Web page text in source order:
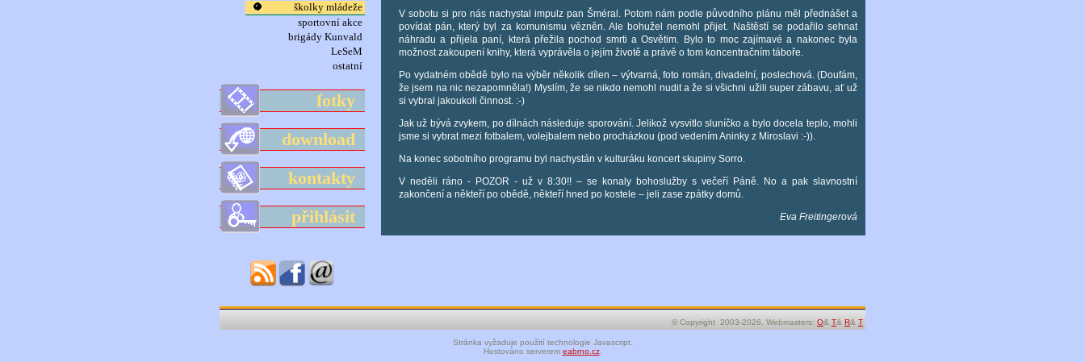
školky mládeže
sportovní akce
brigády Kunvald
LeSeM
ostatní
fotky
download
kontakty
přihlásit
V sobotu si pro nás nachystal impulz pan Šméral. Potom nám podle původního plánu měl přednášet a
povídat pán, který byl za komunismu vězněn. Ale bohužel nemohl přijet. Naštěstí se podařilo sehnat
náhradu a přijela paní, která přežila pochod smrti a Osvětim. Bylo to moc zajímavé a nakonec byla
možnost zakoupení knihy, která vyprávěla o jejím životě a právě o tom koncentračním táboře.
Po vydatném obědě bylo na výběr několik dílen – výtvarná, foto román, divadelní, poslechová. (Doufám,
že jsem na nic nezapomněla!) Myslím, že se nikdo nemohl nudit a že si všichni užili super zábavu, ať už
si vybral jakoukoli činnost. :-)
Jak už bývá zvykem, po dílnách následuje sporování. Jelikož vysvitlo sluníčko a bylo docela teplo, mohli
jsme si vybrat mezi fotbalem, volejbalem nebo procházkou (pod vedením Aninky z Miroslavi :-)).
Na konec sobotního programu byl nachystán v kulturáku koncert skupiny Sorro.
V neděli ráno - POZOR - už v 8:30!! – se konaly bohoslužby s večeří Páně. No a pak slavnostní
zakončení a někteří po obědě, někteří hned po kostele – jeli zase zpátky domů.
Eva Freitingerová
© Copyright 2003-2026. Webmasters: O& T& R& T
Stránka vyžaduje použití technologie Javascript.
Hostováno serverem eabrno.cz.